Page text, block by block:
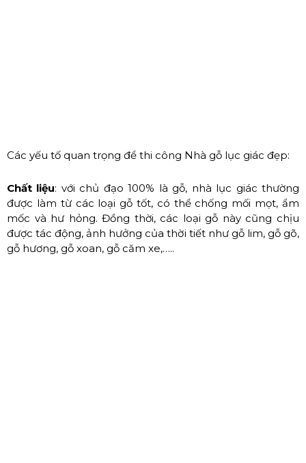
Các yếu tố quan trọng để thi công Nhà gỗ lục giác đẹp:
Chất liệu: với chủ đạo 100% là gỗ, nhà lục giác thường
được làm từ các loại gỗ tốt, có thể chống mối mọt, ẩm
mốc và hư hỏng. Đồng thời, các loại gỗ này cũng chịu
được tác động, ảnh hưởng của thời tiết như gỗ lim, gỗ gõ,
gỗ hương, gỗ xoan, gỗ căm xe,…..